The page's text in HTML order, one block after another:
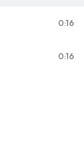
0:16
0:16